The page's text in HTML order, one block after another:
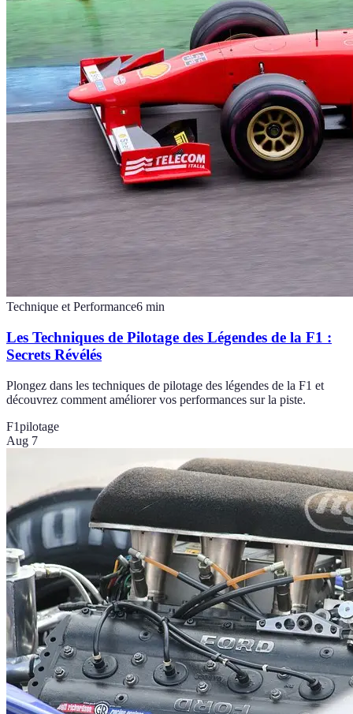
Technique et Performance6 min
Les Techniques de Pilotage des Légendes de la F1 :
Secrets Révélés
Plongez dans les techniques de pilotage des légendes de la F1 et
découvrez comment améliorer vos performances sur la piste.
F1pilotage
Aug 7